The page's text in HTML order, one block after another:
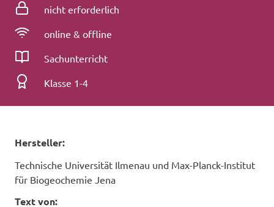
Registrierung
nicht erforderlich
Konnektivität
online & offline
FachSachunterricht
Klassenstufe
Klasse 1-4
Hersteller:
Technische Universität Ilmenau und Max-Planck-Institut
für Biogeochemie Jena
Text von: